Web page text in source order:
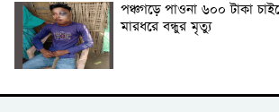
পঞ্চগড়ে পাওনা ৬০০ টাকা
মারধরে বন্ধুর মৃত্যু